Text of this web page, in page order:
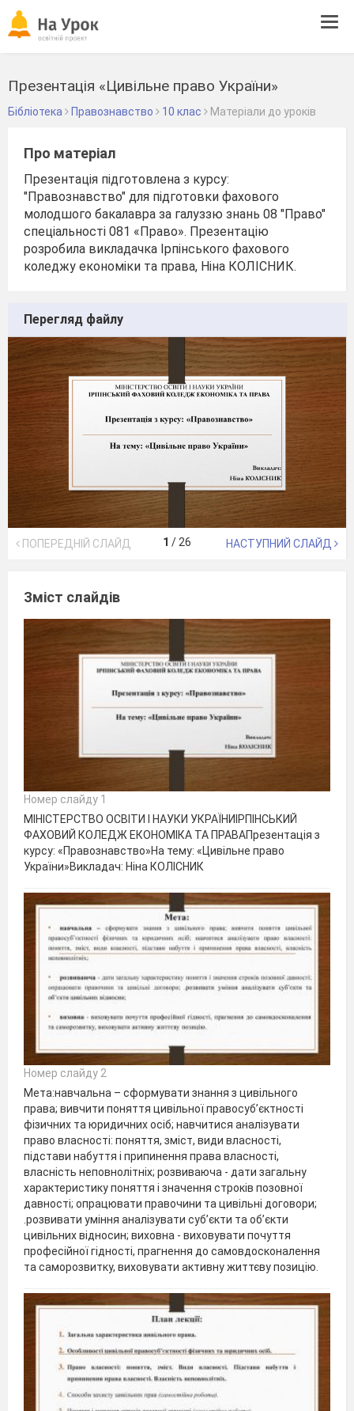
Презентація «Цивільне право України»
Бібліотека Правознавство 10 клас Матеріали до уроків
Про матеріал
Презентація підготовлена з курсу:
"Правознавство" для підготовки фахового
молодшого бакалавра за галуззю знань 08 "Право"
спеціальності 081 «Право». Презентацію
розробила викладачка Ірпінського фахового
коледжу економіки та права, Ніна КОЛІСНИК.
Перегляд файлу
ПОПЕРЕДНІЙ СЛАЙД 1 / 26 НАСТУПНИЙ СЛАЙД
Зміст слайдів
Номер слайду 1
МІНІСТЕРСТВО ОСВІТИ І НАУКИ УКРАЇНИІРПІНСЬКИЙ
ФАХОВИЙ КОЛЕДЖ ЕКОНОМІКА ТА ПРАВАПрезентація з
курсу: «Правознавство»На тему: «Цивільне право
України»Викладач: Ніна КОЛІСНИК
Номер слайду 2
Мета:навчальна – сформувати знання з цивільного
права; вивчити поняття цивільної правосуб’єктності
фізичних та юридичних осіб; навчитися аналізувати
право власності: поняття, зміст, види власності,
підстави набуття і припинення права власності,
власність неповнолітніх; розвиваюча - дати загальну
характеристику поняття і значення строків позовної
давності; опрацювати правочини та цивільні договори;
.розвивати уміння аналізувати суб’єкти та об’єкти
цивільних відносин; виховна - виховувати почуття
професійної гідності, прагнення до самовдосконалення
та саморозвитку, виховувати активну життєву позицію.